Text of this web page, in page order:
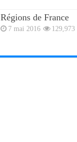
Régions de France
7 mai 2016 129,973